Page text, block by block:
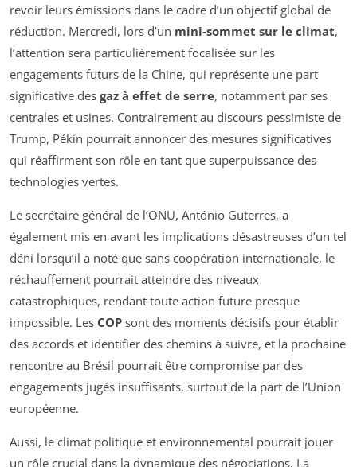
revoir leurs émissions dans le cadre d’un objectif global de
réduction. Mercredi, lors d’un mini-sommet sur le climat,
l’attention sera particulièrement focalisée sur les
engagements futurs de la Chine, qui représente une part
significative des gaz à effet de serre, notamment par ses
centrales et usines. Contrairement au discours pessimiste de
Trump, Pékin pourrait annoncer des mesures significatives
qui réaffirment son rôle en tant que superpuissance des
technologies vertes.
Le secrétaire général de l’ONU, António Guterres, a
également mis en avant les implications désastreuses d’un tel
déni lorsqu’il a noté que sans coopération internationale, le
réchauffement pourrait atteindre des niveaux
catastrophiques, rendant toute action future presque
impossible. Les COP sont des moments décisifs pour établir
des accords et identifier des chemins à suivre, et la prochaine
rencontre au Brésil pourrait être compromise par des
engagements jugés insuffisants, surtout de la part de l’Union
européenne.
Aussi, le climat politique et environnemental pourrait jouer
un rôle crucial dans la dynamique des négociations. La